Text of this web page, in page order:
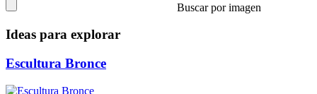
Buscar por imagen
Ideas para explorar
Escultura Bronce